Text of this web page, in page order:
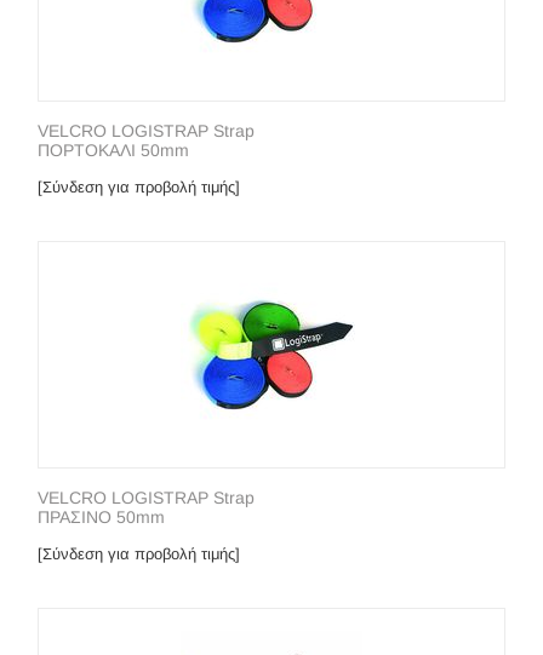
VELCRO LOGISTRAP Strap
ΠΟΡΤΟΚΑΛΙ 50mm
[Σύνδεση για προβολή τιμής]
VELCRO LOGISTRAP Strap
ΠΡΑΣΙΝΟ 50mm
[Σύνδεση για προβολή τιμής]